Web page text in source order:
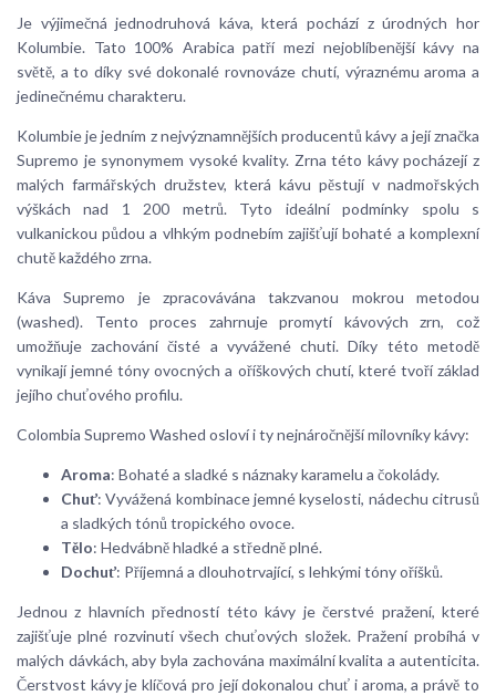
Je výjimečná jednodruhová káva, která pochází z úrodných hor
Kolumbie. Tato 100% Arabica patří mezi nejoblíbenější kávy na
světě, a to díky své dokonalé rovnováze chutí, výraznému aroma a
jedinečnému charakteru.
Kolumbie je jedním z nejvýznamnějších producentů kávy a její značka
Supremo je synonymem vysoké kvality. Zrna této kávy pocházejí z
malých farmářských družstev, která kávu pěstují v nadmořských
výškách nad 1 200 metrů. Tyto ideální podmínky spolu s
vulkanickou půdou a vlhkým podnebím zajišťují bohaté a komplexní
chutě každého zrna.
Káva Supremo je zpracovávána takzvanou mokrou metodou
(washed). Tento proces zahrnuje promytí kávových zrn, což
umožňuje zachování čisté a vyvážené chuti. Díky této metodě
vynikají jemné tóny ovocných a oříškových chutí, které tvoří základ
jejího chuťového profilu.
Colombia Supremo Washed osloví i ty nejnáročnější milovníky kávy:
Aroma: Bohaté a sladké s náznaky karamelu a čokolády.
Chuť: Vyvážená kombinace jemné kyselosti, nádechu citrusů
a sladkých tónů tropického ovoce.
Tělo: Hedvábně hladké a středně plné.
Dochuť: Příjemná a dlouhotrvající, s lehkými tóny oříšků.
Jednou z hlavních předností této kávy je čerstvé pražení, které
zajišťuje plné rozvinutí všech chuťových složek. Pražení probíhá v
malých dávkách, aby byla zachována maximální kvalita a autenticita.
Čerstvost kávy je klíčová pro její dokonalou chuť i aroma, a právě to